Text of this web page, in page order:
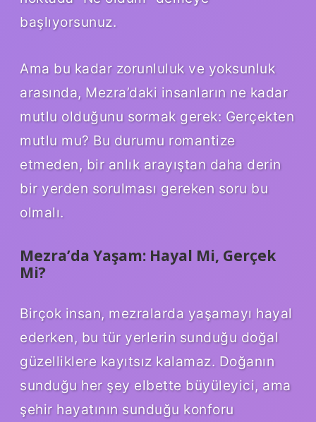
başlıyorsunuz.
Ama bu kadar zorunluluk ve yoksunluk
arasında, Mezra’daki insanların ne kadar
mutlu olduğunu sormak gerek: Gerçekten
mutlu mu? Bu durumu romantize
etmeden, bir anlık arayıştan daha derin
bir yerden sorulması gereken soru bu
olmalı.
Mezra’da Yaşam: Hayal Mi, Gerçek
Mi?
Birçok insan, mezralarda yaşamayı hayal
ederken, bu tür yerlerin sunduğu doğal
güzelliklere kayıtsız kalamaz. Doğanın
sunduğu her şey elbette büyüleyici, ama
şehir hayatının sunduğu konforu